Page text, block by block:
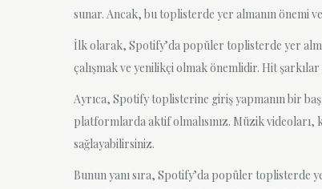
sunar. Ancak, bu toplisterde yer almanın önemi
İlk olarak, Spotify’da popüler toplisterde yer
çalışmak ve yenilikçi olmak önemlidir. Hit
Ayrıca, Spotify toplisterine giriş yapmanın bir
platformlarda aktif olmalısınız. Müzik
sağlayabilirsiniz.
Bunun yanı sıra, Spotify’da popüler